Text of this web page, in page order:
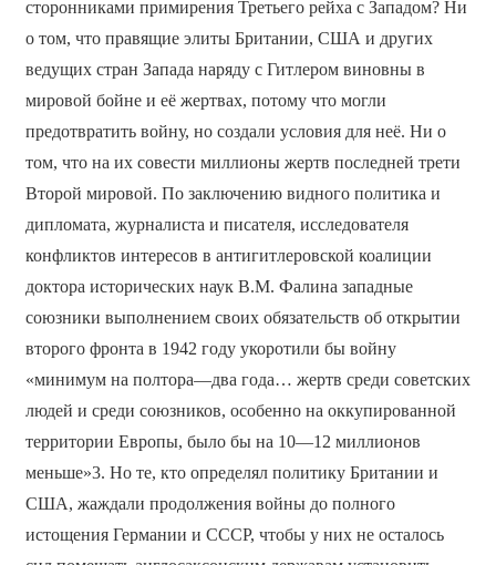
сторонниками примирения Третьего рейха с Западом? Ни
о том, что правящие элиты Британии, США и других
ведущих стран Запада наряду с Гитлером виновны в
мировой бойне и её жертвах, потому что могли
предотвратить войну, но создали условия для неё. Ни о
том, что на их совести миллионы жертв последней трети
Второй мировой. По заключению видного политика и
дипломата, журналиста и писателя, исследователя
конфликтов интересов в антигитлеровской коалиции
доктора исторических наук В.М. Фалина западные
союзники выполнением своих обязательств об открытии
второго фронта в 1942 году укоротили бы войну
«минимум на полтора—два года… жертв среди советских
людей и среди союзников, особенно на оккупированной
территории Европы, было бы на 10—12 миллионов
меньше»3. Но те, кто определял политику Британии и
США, жаждали продолжения войны до полного
истощения Германии и СССР, чтобы у них не осталось